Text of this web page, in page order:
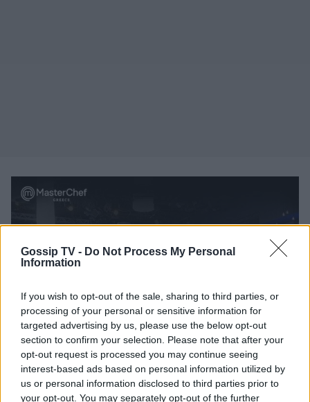
Gossip TV - Do Not Process My Personal
Information
If you wish to opt-out of the sale, sharing to third parties, or
processing of your personal or sensitive information for
targeted advertising by us, please use the below opt-out
section to confirm your selection. Please note that after your
opt-out request is processed you may continue seeing
interest-based ads based on personal information utilized by
us or personal information disclosed to third parties prior to
your opt-out. You may separately opt-out of the further